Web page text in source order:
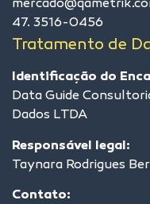
47. 3516-0456
Tratamento de
Identificação do
Data Guide
Dados LTDA
Responsável legal:
Taynara Rodrigues
Contato: